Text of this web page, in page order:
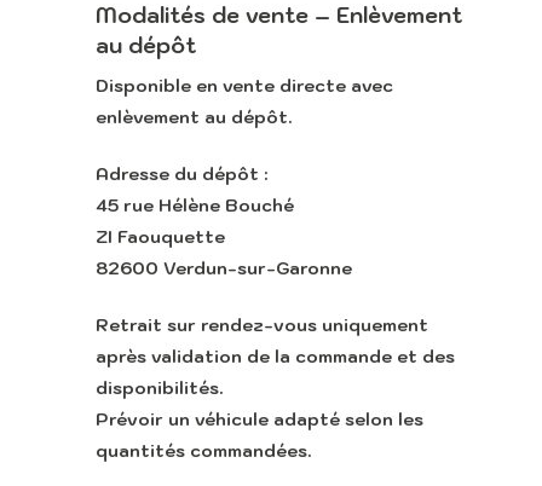
Modalités de vente – Enlèvement
au dépôt
Disponible en vente directe avec
enlèvement au dépôt.
Adresse du dépôt :
45 rue Hélène Bouché
ZI Faouquette
82600 Verdun-sur-Garonne
Retrait sur rendez-vous uniquement
après validation de la commande et des
disponibilités.
Prévoir un véhicule adapté selon les
quantités commandées.
Appeler